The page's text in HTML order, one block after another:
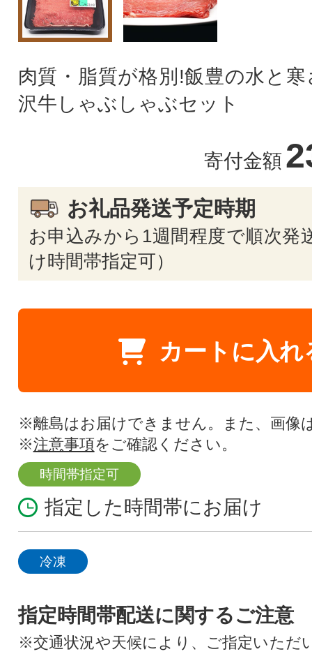
肉質・脂質が格別!飯豊の水と
沢牛しゃぶしゃぶセット
寄付金額
お礼品発送予定時期
お申込みから1週間程度で順次発
け時間帯指定可）
カートに入れ
※離島はお届けできません。また、画像
※注意事項をご確認ください。
時間帯指定可
指定した時間帯にお届け
冷凍
指定時間帯配送に関するご注意
※交通状況や天候により、ご指定いただ